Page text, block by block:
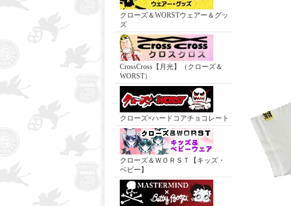
クローズ＆WORSTウェアー＆グッ
ズ
CrossCross【月光】（クローズ＆
WORST）
クローズ×ハードコアチョコレート
クローズ＆ＷＯＲＳＴ【キッズ・
ベビー】